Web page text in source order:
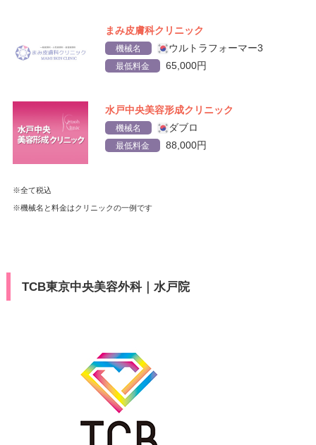
まみ皮膚科クリニック
機械名 ウルトラフォーマー3
最低料金 65,000円
水戸中央美容形成クリニック
機械名 ダブロ
最低料金 88,000円
※全て税込
※機械名と料金はクリニックの一例です
TCB東京中央美容外科｜水戸院